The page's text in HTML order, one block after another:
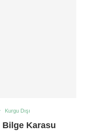
Kurgu Dışı
Bilge Karasu